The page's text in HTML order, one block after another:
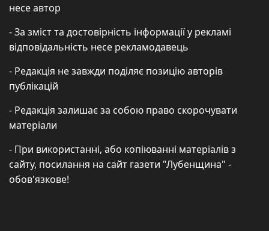
несе автор
- За зміст та достовірність інформації у рекламі
відповідальність несе рекламодавець
- Редакція не завжди поділяє позицію авторів
публікацій
- Редакція залишає за собою право скорочувати
матеріали
- При використанні, або копіюванні матеріалів з
сайту, посилання на сайт газети "Лубенщина" -
обов'язкове!